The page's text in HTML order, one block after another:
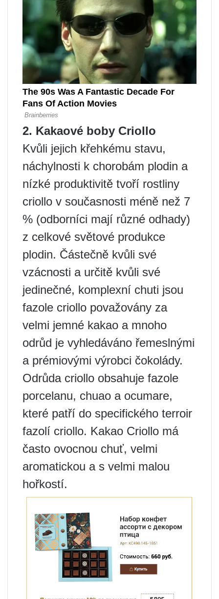
2. Kakaové boby Criollo
Kvůli jejich křehkému stavu,
náchylnosti k chorobám plodin a
nízké produktivitě tvoří rostliny
criollo v současnosti méně než 7
% (odborníci mají různé odhady)
z celkové světové produkce
plodin. Částečně kvůli své
vzácnosti a určitě kvůli své
jedinečné, komplexní chuti jsou
fazole criollo považovány za
velmi jemné kakao a mnoho
odrůd je vyhledáváno řemeslnými
a prémiovými výrobci čokolády.
Odrůda criollo obsahuje fazole
porcelanu, chuao a ocumare,
které patří do specifického terroir
fazolí criollo. Kakao Criollo má
často ovocnou chuť, velmi
aromatickou a s velmi malou
hořkostí.